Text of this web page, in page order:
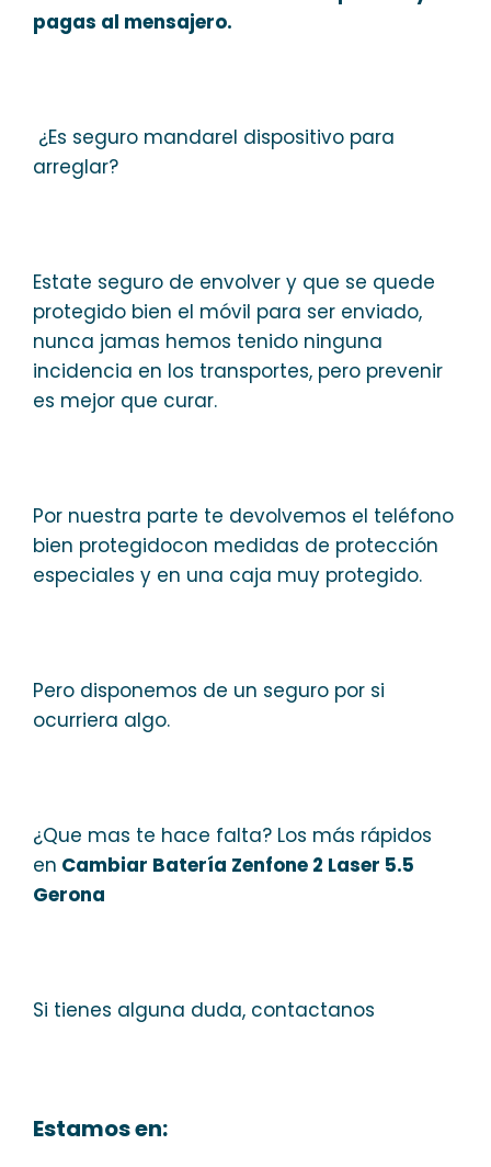
pagas al mensajero.
¿Es seguro mandarel dispositivo para
arreglar?
Estate seguro de envolver y que se quede
protegido bien el móvil para ser enviado,
nunca jamas hemos tenido ninguna
incidencia en los transportes, pero prevenir
es mejor que curar.
Por nuestra parte te devolvemos el teléfono
bien protegidocon medidas de protección
especiales y en una caja muy protegido.
Pero disponemos de un seguro por si
ocurriera algo.
¿Que mas te hace falta? Los más rápidos
en Cambiar Batería Zenfone 2 Laser 5.5
Gerona
Si tienes alguna duda, contactanos
Estamos en: